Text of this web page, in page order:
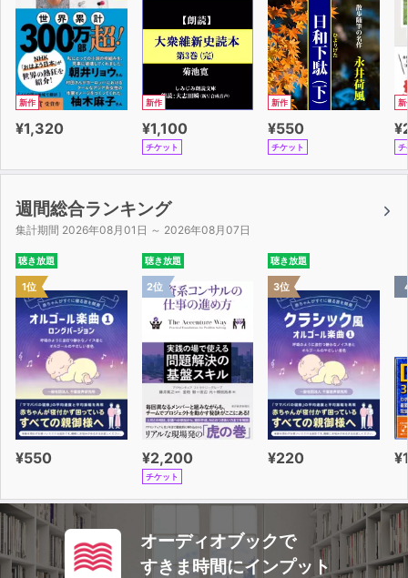
新作
¥1,320
新作
¥1,100
チケット
新作
¥550
チケット
新
チ
週間総合ランキング
集計期間 2026年08月01日 ～ 2026年08月07日
聴き放題
1位
¥550
聴き放題
2位
¥2,200
チケット
聴き放題
3位
¥220
オーディオブックで
すきま時間にインプット